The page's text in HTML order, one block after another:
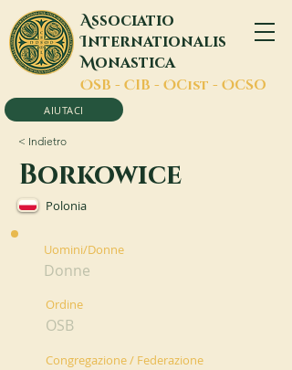
Associatio
Internationalis
Monastica
OSB - CIB - OCist - OCSO
AIUTACI
< Indietro
Borkowice
Polonia
Uomini/Donne
Donne
Ordine
OSB
Congregazione / Federazione